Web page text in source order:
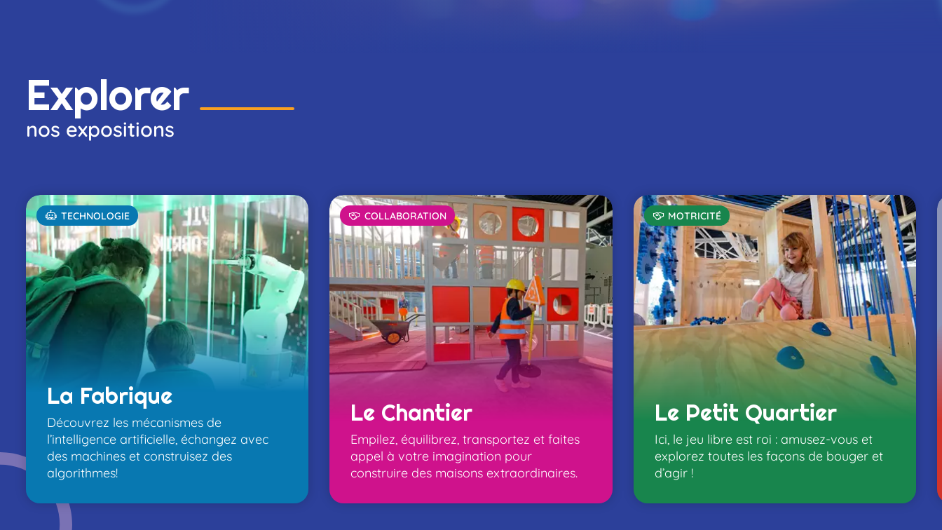
Accueil
Explorer nos
expositions
Explorer
nos expositions
TECHNOLOGIE
La Fabrique
Découvrez les mécanismes de
l’intelligence artificielle, échangez avec
des machines et construisez des
algorithmes!
COLLABORATION
Le Chantier
Empilez, équilibrez, transportez et faites
appel à votre imagination pour
construire des maisons extraordinaires.
MOTRICITÉ
Le Petit Quartier
Ici, le jeu libre est roi : amusez-vous et
explorez toutes les façons de bouger et
d’agir !